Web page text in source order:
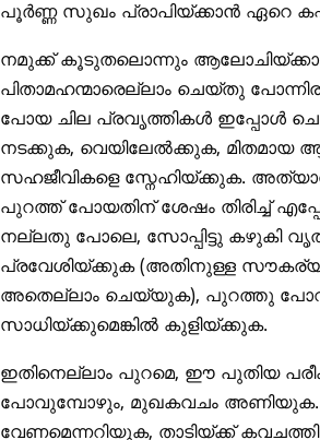
പൂർണ്ണ സുഖം പ്രാപിയ്ക്കാൻ ഏറെ
നമുക്ക് കൂടുതലൊന്നും
പിതാമഹന്മാരെല്ലാം ചെയ്തു
പോയ ചില പ്രവൃത്തികൾ ഇപ്പോൾ
നടക്കുക, വെയിലേൽക്കുക,
സഹജീവികളെ സ്നേഹിയ്ക്കുക.
പുറത്ത് പോയതിന് ശേഷം തിരിച്ച്
നല്ലതു പോലെ, സോപ്പിട്ടു കഴുകി
പ്രവേശിയ്ക്കുക (അതിനുള്ള
അതെല്ലാം ചെയ്യുക), പുറത്തു
സാധിയ്ക്കുമെങ്കിൽ കുളിയ്ക്കുക.
ഇതിനെല്ലാം പുറമെ, ഈ പുതിയ
പോവുമ്പോഴും, മുഖകവചം
വേണമെന്നറിയുക, താടിയ്ക്ക്